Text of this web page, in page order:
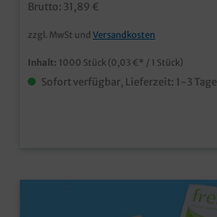
Brutto: 31,89 €
zzgl. MwSt und Versandkosten
Inhalt: 1000 Stück (0,03 €* / 1 Stück)
Sofort verfügbar, Lieferzeit: 1-3 Tage